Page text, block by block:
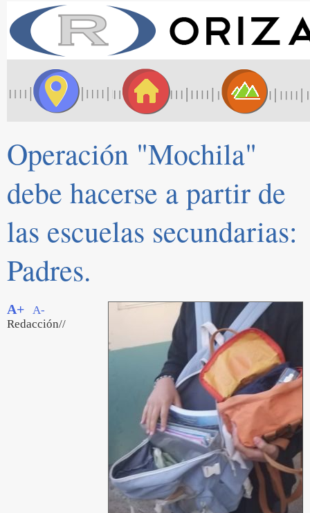
Operación "Mochila"
debe hacerse a partir de
las escuelas secundarias:
Padres.
A+
A-
Redacción//